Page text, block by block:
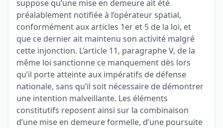
suppose qu’une mise en demeure ait été
préalablement notifiée à l’opérateur spatial,
conformément aux articles 1er et 5 de la loi, et
que ce dernier ait maintenu son activité malgré
cette injonction. L’article 11, paragraphe V, de la
même loi sanctionne ce manquement dès lors
qu’il porte atteinte aux impératifs de défense
nationale, sans qu’il soit nécessaire de démontrer
une intention malveillante. Les éléments
constitutifs reposent ainsi sur la combinaison
d’une mise en demeure formelle, d’une poursuite